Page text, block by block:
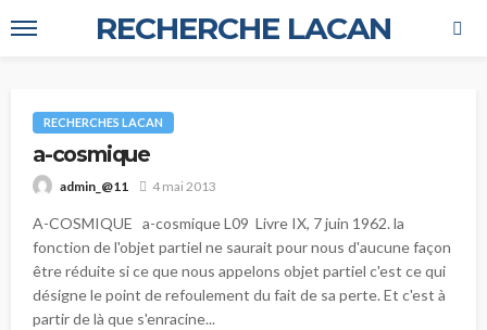
RECHERCHE LACAN
RECHERCHES LACAN
a-cosmique
admin_@11 4 mai 2013
A-COSMIQUE a-cosmique L09 Livre IX, 7 juin 1962. la
fonction de l'objet partiel ne saurait pour nous d'aucune façon
être réduite si ce que nous appelons objet partiel c'est ce qui
désigne le point de refoulement du fait de sa perte. Et c'est à
partir de là que s'en­racine...